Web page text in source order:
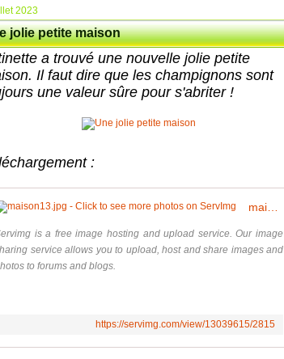
2023
jolie petite maison
a trouvé une nouvelle jolie petite
Il faut dire que les champignons sont
une valeur sûre pour s'abriter !
:
is a free image hosting and upload service. Our image
service allows you to upload, host and share images and
to forums and blogs.
https://servimg.com/view/13039615/2815